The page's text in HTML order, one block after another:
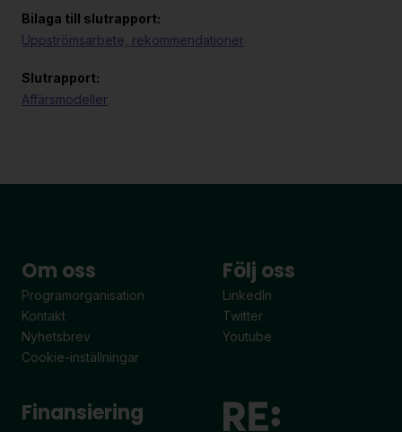
Bilaga till slutrapport:
Uppströmsarbete, rekommendationer
Slutrapport:
Affärsmodeller
Om oss
Programorganisation
Kontakt
Nyhetsbrev
Cookie-inställningar
Följ oss
LinkedIn
Twitter
Youtube
Finansiering